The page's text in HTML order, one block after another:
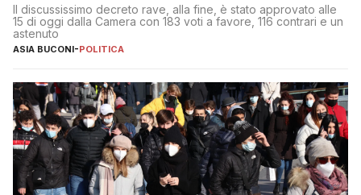
Il discussissimo decreto rave, alla fine, è stato approvato alle
15 di oggi dalla Camera con 183 voti a favore, 116 contrari e un
astenuto
ASIA BUCONI-POLITICA